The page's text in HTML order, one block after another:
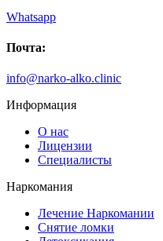
Whatsapp
Почта:
info@narko-alko.clinic
Информация
О нас
Лицензии
Специалисты
Наркомания
Лечение Наркомании
Снятие ломки